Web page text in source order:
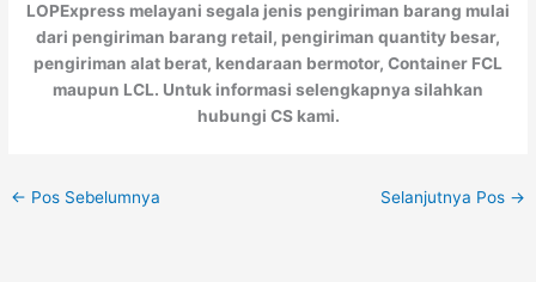
LOPExpress melayani segala jenis pengiriman barang mulai
dari pengiriman barang retail, pengiriman quantity besar,
pengiriman alat berat, kendaraan bermotor, Container FCL
maupun LCL. Untuk informasi selengkapnya silahkan
hubungi CS kami.
← Pos Sebelumnya Selanjutnya Pos →